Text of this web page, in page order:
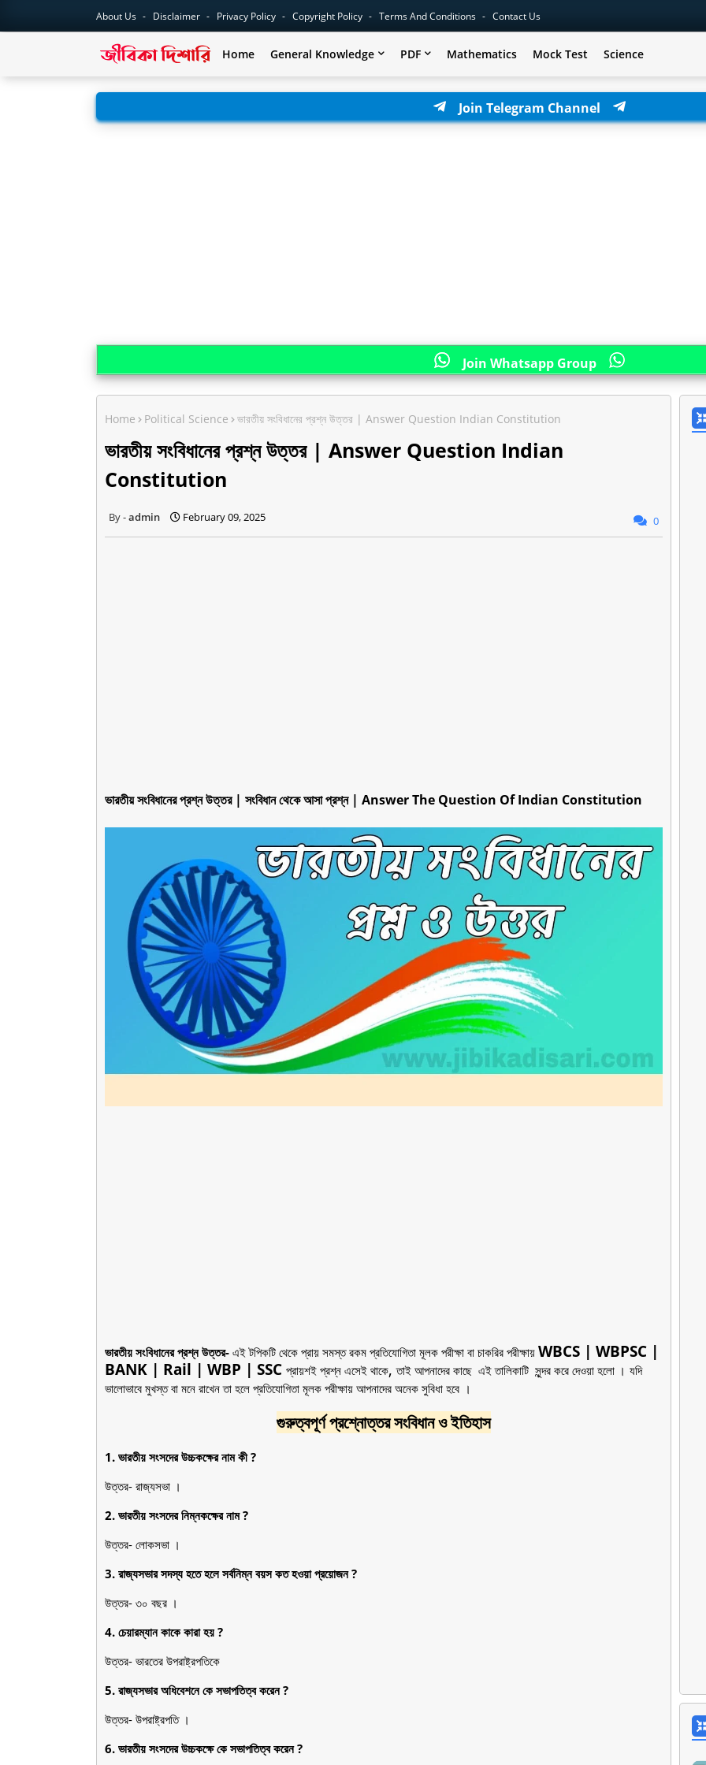
About Us Disclaimer Privacy Policy Copyright Policy Terms And Conditions Contact Us
Home General Knowledge PDF Mathematics Mock Test Science
Join Telegram Channel
Join Whatsapp Group
Home Political Science ভারতীয় সংবিধানের প্রশ্ন উত্তর | Answer Question Indian Constitution
ভারতীয় সংবিধানের প্রশ্ন উত্তর | Answer Question Indian
Constitution
admin February 09, 2025 0
ভারতীয় সংবিধানের প্রশ্ন উত্তর | সংবিধান থেকে আসা প্রশ্ন | Answer The Question Of Indian Constitution
ভারতীয় সংবিধানের প্রশ্ন উত্তর- এই টপিকটি থেকে প্রায় সমস্ত রকম প্রতিযোগিতা মূলক পরীক্ষা বা চাকরির পরীক্ষায় WBCS | WBPSC |
BANK | Rail | WBP | SSC প্রায়শই প্রশ্ন এসেই থাকে,তাই আপনাদের কাছে এই তালিকাটি সুন্দর করে দেওয়া হলো । যদি
ভালোভাবে মুখস্ত বা মনে রাখেন তা হলে প্রতিযোগিতা মূলক পরীক্ষায় আপনাদের অনেক সুবিধা হবে ।
গুরুত্বপূর্ণ প্রশ্নোত্তর সংবিধান ও ইতিহাস
1. ভারতীয় সংসদের উচ্চকক্ষের নাম কী ?
উত্তর- রাজ্যসভা ।
2. ভারতীয় সংসদের নিম্নকক্ষের নাম ?
উত্তর- লোকসভা ।
3. রাজ্যসভার সদস্য হতে হলে সর্বনিম্ন বয়স কত হওয়া প্রয়োজন ?
উত্তর- ৩০ বছর ।
4. চেয়ারম্যান কাকে কারা হয় ?
উত্তর- ভারতের উপরাষ্ট্রপতিকে
5. রাজ্যসভার অধিবেশনে কে সভাপতিত্ব করেন ?
উত্তর- উপরাষ্ট্রপতি ।
6. ভারতীয় সংসদের উচ্চকক্ষে কে সভাপতিত্ব করেন ?